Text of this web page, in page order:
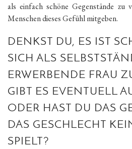
als einfach schöne Gegenstände zu
Menschen dieses Gefühl mitgeben.
DENKST DU, ES IST
SICH ALS
ERWERBENDE FRAU
GIBT ES EVENTUELL
ODER HAST DU DAS
DAS GESCHLECHT
SPIELT?